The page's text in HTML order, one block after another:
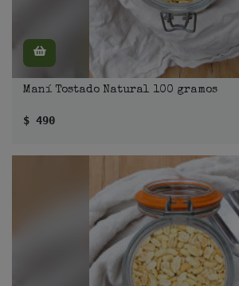
Maní Tostado Natural 100 gramos
$ 490